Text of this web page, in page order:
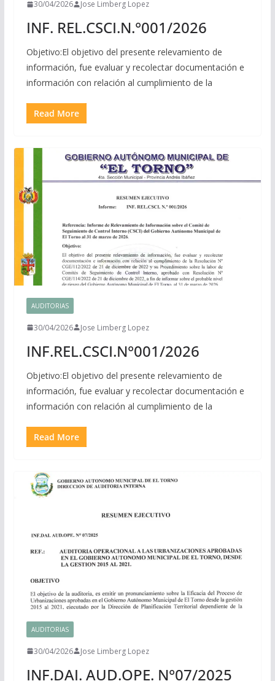
30/04/2026 Jose Limberg Lopez
INF. REL.CSCI.N.°001/2026
Objetivo:El objetivo del presente relevamiento de
información, fue evaluar y recolectar documentación e
información con relación al cumplimiento de la
Read More
AUDITORIAS
30/04/2026 Jose Limberg Lopez
INF.REL.CSCI.N°001/2026
Objetivo:El objetivo del presente relevamiento de
información, fue evaluar y recolectar documentación e
información con relación al cumplimiento de la
Read More
AUDITORIAS
30/04/2026 Jose Limberg Lopez
INF.DAI. AUD.OPE. N°07/2025